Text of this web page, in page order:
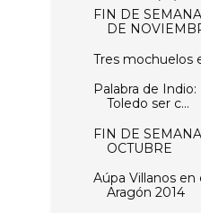
FIN DE
DE
Tres mochuelos
Palabra de
Toledo ser c...
FIN DE
OCTUBRE
Aúpa Villanos en
Aragón 2014